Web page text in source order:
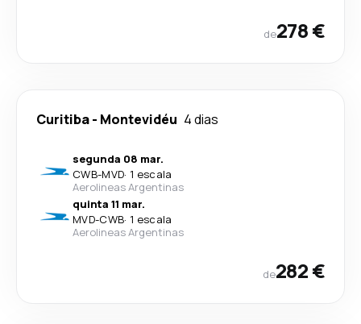
de278 €
Curitiba- Montevidéu 4 dias
segunda 08 mar.
CWB-MVD· 1 escala
Aerolineas Argentinas
quinta 11 mar.
MVD-CWB· 1 escala
Aerolineas Argentinas
de282 €